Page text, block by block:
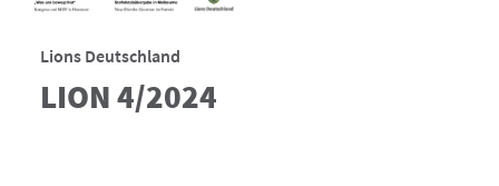
Lions Deutschland
LION 4/2024